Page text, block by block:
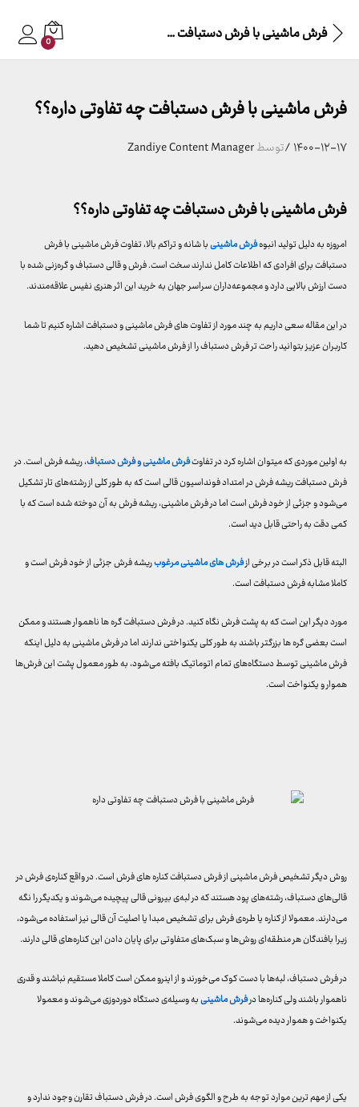
فرش ماشینی با فرش دستبافت چه تفاوتی داره؟؟ 0
فرش ماشینی با فرش دستبافت چه تفاوتی داره؟؟
۱۴۰۰-۱۲-۱۷/توسطZandiye Content Manager
فرش ماشینی با فرش دستبافت چه تفاوتی داره؟؟
امروزه به دلیل تولید انبوهفرش ماشینیبا شانه و تراکم بالا، تفاوت فرش ماشینی با فرش
دستبافت برای افرادی که اطلاعات کامل ندارند سخت است. فرش و قالی دستباف و گره‌زنی شده با
دست ارزش بالایی دارد و مجموعه‌داران سراسر جهان به خرید این اثر هنری نفیس علاقه‌مندند.
در این مقاله سعی داریم به چند مورد از تفاوت های فرش ماشینی و دستبافت اشاره کنیم تا شما
کاربران عزیز بتوانید راحت تر فرش دستباف را از فرش ماشینی تشخیص دهید.
به اولین موردی که میتوان اشاره کرد در تفاوتفرش ماشینی و فرش دستباف، ریشه فرش است. در
فرش دستبافت ریشه فرش در امتداد فونداسیون قالی است که به طور کلی از رشته‌های تار تشکیل
می‌شود و جزئی از خود فرش است اما در فرش ماشینی، ریشه فرش به آن دوخته شده است که با
کمی دقت به راحتی قابل دید است.
البته قابل ذکر است در برخی ازفرش های ماشینی مرغوبریشه فرش جزئی از خود فرش است و
کاملا مشابه فرش دستبافت است.
مورد دیگر این است که به پشت فرش نگاه کنید. در فرش دستبافت گره ها ناهموار هستند و ممکن
است بعضی گره ها بزرگتر باشند به طور کلی یکنواختی ندارند اما در فرش ماشینی به دلیل اینکه
فرش ماشینی توسط دستگاه‌های تمام اتوماتیک بافته می‌شود، به طور معمول پشت این فرش‌ها
هموار و یکنواخت است.
روش دیگر تشخیص فرش ماشینی از فرش دستبافت کناره های فرش است. در واقع کناره‌ی فرش در
قالی‌های دستباف، رشته‌های پود هستند که در لبه‌ی بیرونی قالی پیچیده می‌شوند و یکدیگر را نگه
می‌دارند. معمولا از کناره یا طره‌ی فرش برای تشخیص مبدا یا اصلیت آن قالی نیز استفاده می‌شود،
زیرا بافندگان هر منطقه‌ای روش‌ها و سبک‌های متفاوتی برای پایان دادن این کناره‌های قالی دارند.
در فرش دستباف، لبه‌ها با دست کوک می‌خورند و از اینرو ممکن است کاملا مستقیم نباشند و قدری
ناهموار باشند ولی کناره‌ها درفرش ماشینیبه وسیله‌ی دستگاه دوردوزی می‌شوند و معمولا
یکنواخت و هموار دیده می‌شوند.
یکی از مهم ترین موارد توجه به طرح و الگوی فرش است. در فرش دستباف تقارن وجود ندارد و